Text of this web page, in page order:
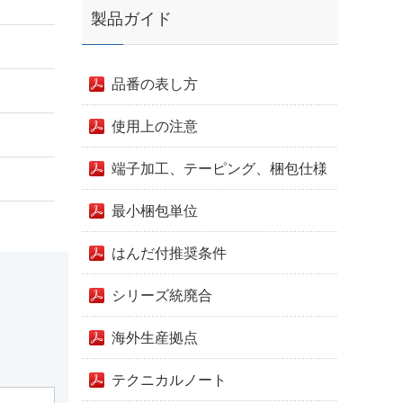
製品ガイド
品番の表し方
使用上の注意
端子加工、テーピング、梱包仕様
最小梱包単位
はんだ付推奨条件
シリーズ統廃合
海外生産拠点
テクニカルノート